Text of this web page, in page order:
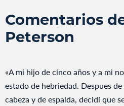
Comentarios
Peterson
«A mi hijo de cinco años y a mi
estado de hebriedad. Despues
cabeza y de espalda, decidí que